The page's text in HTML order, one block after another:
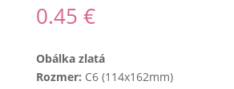
0.45 €
Obálka zlatá
Rozmer: C6 (114x162mm)